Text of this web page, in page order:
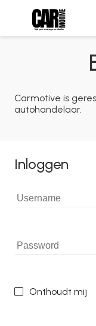
Carmotive is
autohandelaar.
Inloggen
Onthoudt mij